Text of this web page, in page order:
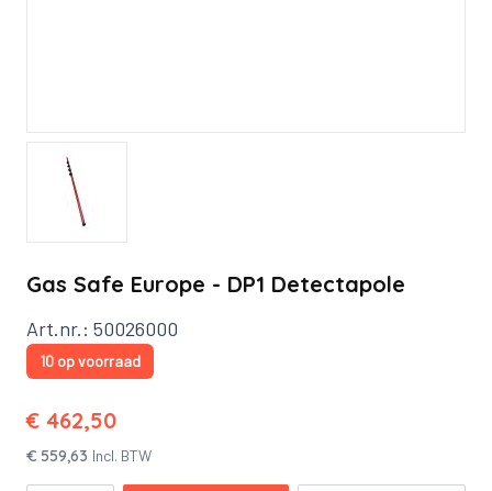
Gas Safe Europe - DP1 Detectapole
Art.nr.: 50026000
10 op voorraad
€ 462,50
€ 559,63 Incl. BTW